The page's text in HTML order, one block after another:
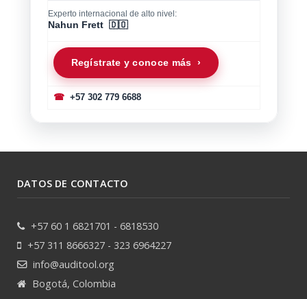
Experto internacional de alto nivel:
Nahun Frett 🇩🇴
Regístrate y conoce más ›
☎+57 302 779 6688
DATOS DE CONTACTO
+57 60 1 6821701 - 6818530
+57 311 8666327 - 323 6964227
info@auditool.org
Bogotá, Colombia